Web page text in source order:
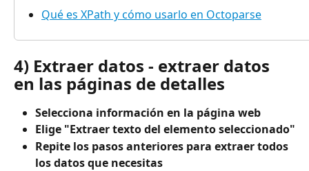
Qué es XPath y cómo usarlo en Octoparse
4) Extraer datos - extraer datos
en las páginas de detalles
Selecciona información en la página web
Elige "Extraer texto del elemento seleccionado"
Repite los pasos anteriores para extraer todos
los datos que necesitas